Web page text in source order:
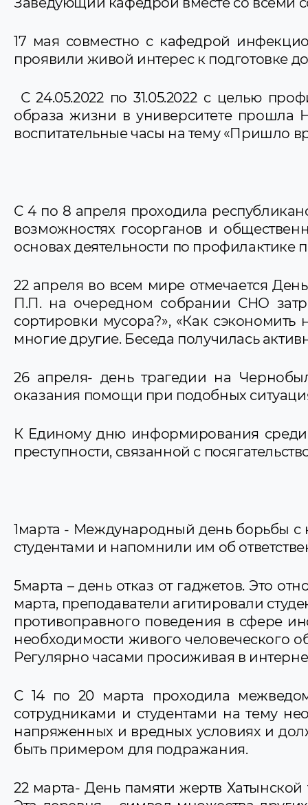
17 мая совместно с кафедрой
проявили живой интерес к подготовке
С 24.05.2022 по 31.05.2022 c целью
образа жизни в университете прошла
воспитательные часы на тему «Пришло
С 4 по 8 апреля проходила
возможностях госорганов и
основах деятельности по
22 апреля во всем мире отмечается
П.П. на очередном собрании СНО
сортировки мусора?», «Как сэкономить
многие другие. Беседа получилась
26 апреля- день трагедии на
оказания помощи при подобных
К Единому дню информирования среди
преступности, связанной с
1марта - Международный день борьбы с
студентами и напомнили им об
5марта – день отказ от гаджетов. Это
марта, преподаватели агитировали
противоправного поведения в сфере
необходимости живого человеческого
Регулярно часами просиживая в
С 14 по 20 марта проходила
сотрудниками и студентами на тему
напряженных и вредных условиях и
быть примером для подражания.
22 марта- День памяти жертв